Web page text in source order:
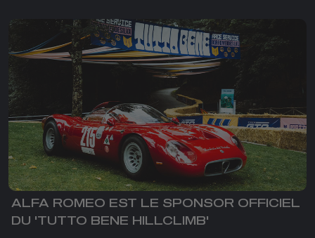
ALFA ROMEO EST LE SPONSOR OFFICIEL
DU 'TUTTO BENE HILLCLIMB'